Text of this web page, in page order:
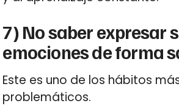
7) No saber expresar
emociones de forma
Este es uno de los hábitos
problemáticos.